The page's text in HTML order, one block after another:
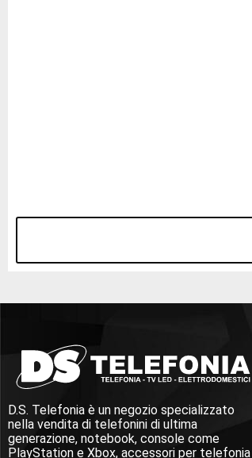
D.S. Telefonia è un negozio specializzato
nella vendita di telefonini di ultima
generazione, notebook, console come
PlayStation e Xbox, accessori per telefonia